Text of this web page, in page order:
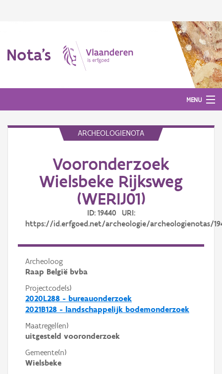
Nota's
MENU
ARCHEOLOGIENOTA
Vooronderzoek
Wielsbeke Rijksweg
(WERIJ01)
ID: 19440 URI:
https://id.erfgoed.net/archeologie/archeologienotas/
Archeoloog
Raap België bvba
Projectcode(s)
2020L288 - bureauonderzoek
2021B128 - landschappelijk bodemonderzoek
Maatregel(en)
uitgesteld vooronderzoek
Gemeente(n)
Wielsbeke